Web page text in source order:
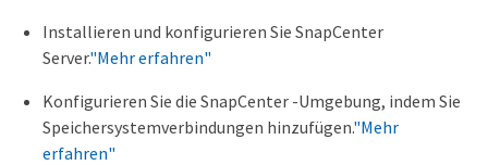
Installieren und konfigurieren Sie SnapCenter
Server."Mehr erfahren"
Konfigurieren Sie die SnapCenter -Umgebung, indem Sie
Speichersystemverbindungen hinzufügen."Mehr
erfahren"